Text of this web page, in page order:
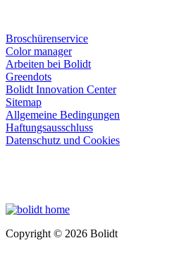
Broschürenservice
Color manager
Arbeiten bei Bolidt
Greendots
Bolidt Innovation Center
Sitemap
Allgemeine Bedingungen
Haftungsausschluss
Datenschutz und Cookies
Copyright © 2026 Bolidt